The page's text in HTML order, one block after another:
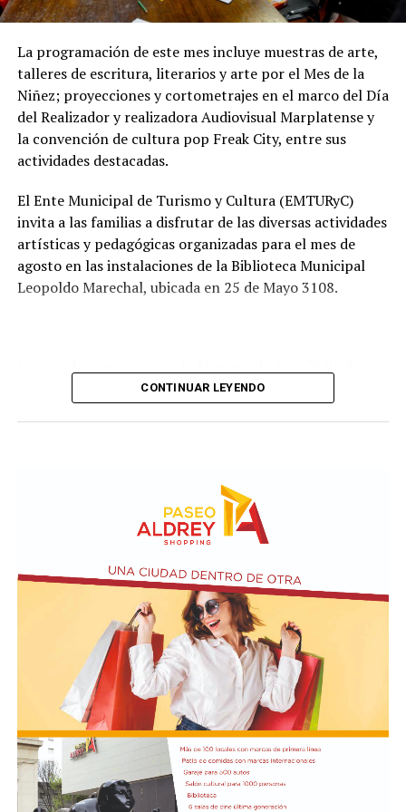
preservar las napas de agua subterránea, además de
mejorar las condiciones de higiene y salubridad para los
vecinos.
Tras la apertura de sobres, el expediente continuará su
recorrido administrativo con la intervención de la
Comisión de Estudio de Ofertas y Adjudicación, que
tendrá a su cargo la evaluación de las propuestas
obra.
La programación de este mes incluye muestras de arte,
talleres de escritura, literarios y arte por el Mes de la
Niñez; proyecciones y cortometrajes en el marco del Día
del Realizador y realizadora Audiovisual Marplatense y
la convención de cultura pop Freak City, entre sus
actividades destacadas.
El Ente Municipal de Turismo y Cultura (EMTURyC)
invita a las familias a disfrutar de las diversas actividades
artísticas y pedagógicas organizadas para el mes de
agosto en las instalaciones de la Biblioteca Municipal
Leopoldo Marechal, ubicada en 25 de Mayo 3108.
Culturales”, a cargo del grupo Cul Mardel, que se podrá
10 a 12 en la Biblioteca de Autores Marplatenses,
ubicada en el primer piso del edificio.
En relación al Ciclo Mes de la Niñez, este viernes 7 de
agosto a las 17:30 se presentarán “Los cuentos de
Charo” y la narración de poesías populares infantiles a
cargo de María del Rosario Gerez Martínez.
En tanto, el viernes 21 a las 17:30 se desarrollará “El
Cerebro Mágico: construyendo preguntas, respuestas y
circuitos”, a cargo de María Paula Algote. Se trata de un
taller práctico de arte, ciencia y tecnología en el que al
finalizar cada participante se lleva su propia creación
CONTINUAR LEYENDO